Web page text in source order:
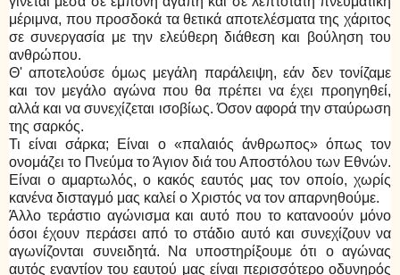
μέριμνα, που προσδοκά τα θετικά αποτελέσματα της χάριτος
σε συνεργασία με την ελεύθερη διάθεση και βούληση του
ανθρώπου.
Θ' αποτελούσε όμως μεγάλη παράλειψη, εάν δεν τονίζαμε
και τον μεγάλο αγώνα που θα πρέπει να έχει προηγηθεί,
αλλά και να συνεχίζεται ισοβίως. Όσον αφορά την σταύρωση
της σαρκός.
Τι είναι σάρκα; Είναι ο «παλαιός άνθρωπος» όπως τον
ονομάζει το Πνεύμα το Άγιον διά του Αποστόλου των Εθνών.
Είναι ο αμαρτωλός, ο κακός εαυτός μας τον οποίο, χωρίς
κανένα δισταγμό μας καλεί ο Χριστός να τον απαρνηθούμε.
Άλλο τεράστιο αγώνισμα και αυτό που το κατανοούν μόνο
όσοι έχουν περάσει από το στάδιο αυτό και συνεχίζουν να
αγωνίζονται συνειδητά. Να υποστηρίξουμε ότι ο αγώνας
αυτός εναντίον του εαυτού μας είναι περισσότερο οδυνηρός